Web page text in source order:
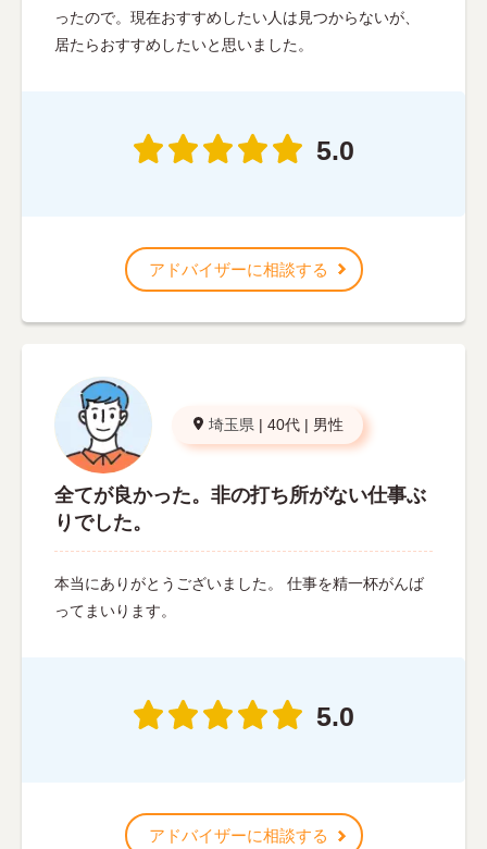
ったので。現在おすすめしたい人は見つからないが、
居たらおすすめしたいと思いました。
5.0
アドバイザーに相談する
埼玉県 | 40代 | 男性
全てが良かった。非の打ち所がない仕事ぶ
りでした。
本当にありがとうございました。 仕事を精一杯がんば
ってまいります。
5.0
アドバイザーに相談する